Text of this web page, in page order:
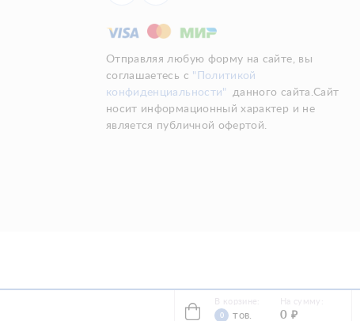
Отправляя любую форму на сайте, вы
соглашаетесь с "Политикой
конфиденциальности"
данного сайта.Сайт
носит информационный характер и не
является публичной офертой.
В корзине:
0 тов.
На сумму:
0 ₽